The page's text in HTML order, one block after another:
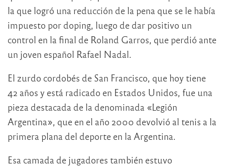
la que logró una reducción de la pena que se le había
impuesto por doping, luego de dar positivo un
control en la final de Roland Garros, que perdió ante
un joven español Rafael Nadal.
El zurdo cordobés de San Francisco, que hoy tiene
42 años y está radicado en Estados Unidos, fue una
pieza destacada de la denominada «Legión
Argentina», que en el año 2000 devolvió al tenis a la
primera plana del deporte en la Argentina.
Esa camada de jugadores también estuvo